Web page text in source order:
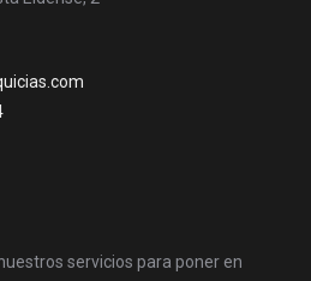
servicios para poner en